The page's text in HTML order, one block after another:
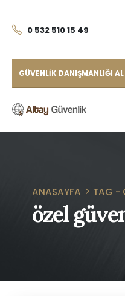
0 532 510 15 49
GÜVENLIK DANIŞMANLIĞI AL
ANASAYFA TAG -
özel